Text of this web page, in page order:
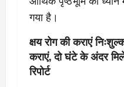
गया है।
क्षय रोग की कराएं
कराएं, दो घंटे के अंदर
रिपोर्ट